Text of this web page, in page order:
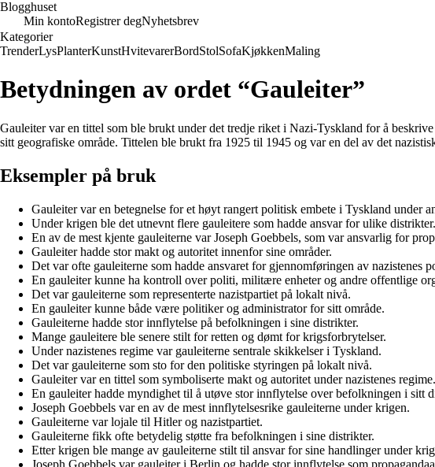
Blogghuset
Min kontoRegistrer degNyhetsbrev
Kategorier
TrenderLysPlanterKunstHvitevarerBordStolSofaKjøkkenMaling
Betydningen av ordet “Gauleiter”
Gauleiter var en tittel som ble brukt under det tredje riket i Nazi-Tyskland for å
sitt geografiske område. Tittelen ble brukt fra 1925 til 1945 og var en del av det
Eksempler på bruk
Gauleiter var en betegnelse for et høyt rangert politisk embete i Tyskland under
Under krigen ble det utnevnt flere gauleitere som hadde ansvar for ulike distrikter.
En av de mest kjente gauleiterne var Joseph Goebbels, som var ansvarlig for
Gauleiter hadde stor makt og autoritet innenfor sine områder.
Det var ofte gauleiterne som hadde ansvaret for gjennomføringen av nazistenes
En gauleiter kunne ha kontroll over politi, militære enheter og andre offentlige
Det var gauleiterne som representerte nazistpartiet på lokalt nivå.
En gauleiter kunne både være politiker og administrator for sitt område.
Gauleiterne hadde stor innflytelse på befolkningen i sine distrikter.
Mange gauleitere ble senere stilt for retten og dømt for krigsforbrytelser.
Under nazistenes regime var gauleiterne sentrale skikkelser i Tyskland.
Det var gauleiterne som sto for den politiske styringen på lokalt nivå.
Gauleiter var en tittel som symboliserte makt og autoritet under nazistenes regime.
En gauleiter hadde myndighet til å utøve stor innflytelse over befolkningen i sitt
Joseph Goebbels var en av de mest innflytelsesrike gauleiterne under krigen.
Gauleiterne var lojale til Hitler og nazistpartiet.
Gauleiterne fikk ofte betydelig støtte fra befolkningen i sine distrikter.
Etter krigen ble mange av gauleiterne stilt til ansvar for sine handlinger under
Joseph Goebbels var gauleiter i Berlin og hadde stor innflytelse som